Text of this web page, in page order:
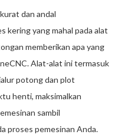
dan andal
kering yang mahal pada alat
memberikan apa yang
Alat-alat ini termasuk
potong dan plot
henti, maksimalkan
sambil
proses pemesinan Anda.